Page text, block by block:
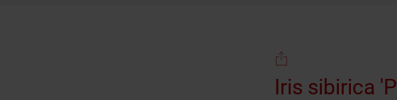
Iris sibirica